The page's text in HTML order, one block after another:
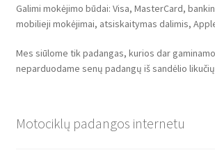
Galimi mokėjimo būdai: Visa, MasterCard,
mobilieji mokėjimai, atsiskaitymas dalimis,
Mes siūlome tik padangas, kurios dar
neparduodame senų padangų iš sandėlio
Motociklų padangos internetu